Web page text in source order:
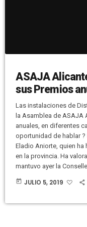
ASAJA
sus Premios
Las instalaciones de
la Asamblea de ASAJA
anuales, en diferentes
oportunidad de hablar ?
Eladio Aniorte, quien
en la provincia. Ha
mantuvo ayer la
today JULIO 5, 2019